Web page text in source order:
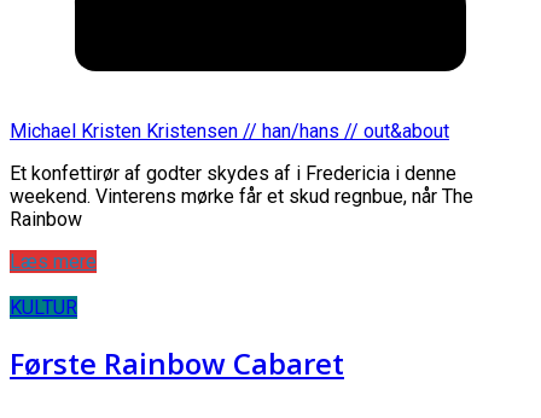
Michael Kristen Kristensen // han/hans // out&about
Et konfettirør af godter skydes af i Fredericia i denne
weekend. Vinterens mørke får et skud regnbue, når The
Rainbow
Læs mere
KULTUR
Første Rainbow Cabaret